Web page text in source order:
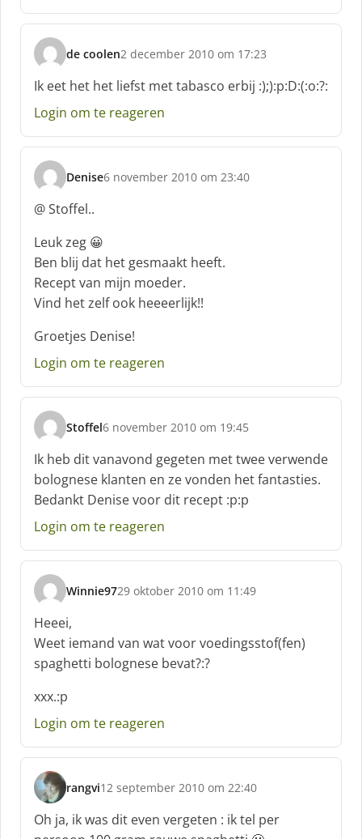
f
de coolen
s
c
h
r
e
f
:
2 december 2010 om 17:23
Ik eet het het liefst met tabasco erbij :);):p:D:(:o:?:
Login om te reageren
Denise
s
c
h
r
e
f
:
6 november 2010 om 23:40
@ Stoffel..
Leuk zeg 😀
Ben blij dat het gesmaakt heeft.
Recept van mijn moeder.
Vind het zelf ook heeeerlijk!!
Groetjes Denise!
Login om te reageren
Stoffel
s
c
h
r
e
e
:
6 november 2010 om 19:45
Ik heb dit vanavond gegeten met twee verwende
bolognese klanten en ze vonden het fantasties.
Bedankt Denise voor dit recept :p:p
Login om te reageren
Winnie97
s
c
h
r
e
f
:
29 oktober 2010 om 11:49
Heeei,
Weet iemand van wat voor voedingsstof(fen)
spaghetti bolognese bevat?:?
xxx.:p
Login om te reageren
rangvi
s
c
h
12 september 2010 om 22:40
Oh ja, ik was dit even vergeten : ik tel per